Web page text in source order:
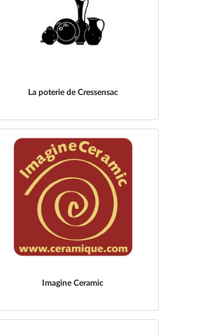
La poterie de Cressensac
Imagine Ceramic